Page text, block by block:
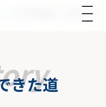
神戸市長選挙への出馬と当
きた道